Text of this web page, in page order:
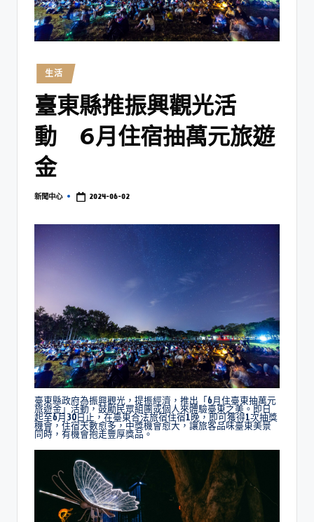
生活
臺東縣推振興觀光活
動 6月住宿抽萬元旅遊
金
新聞中心 2024-06-02
臺東縣政府為振興觀光，提振經濟，推出「6月住臺東抽萬元
旅遊金」活動，鼓勵民眾組團或個人來體驗臺東之美。即日
起至6月30日止，在臺東合法旅宿住宿1晚，即可獲得1次抽獎
機會，住宿天數愈多，中獎機會愈大，讓旅客品味臺東美景
同時，有機會抱走豐厚獎品。